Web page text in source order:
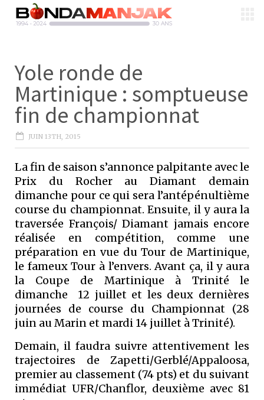
Yole ronde de
Martinique : somptueuse
fin de championnat
JUIN 13TH, 2015
La fin de saison s’annonce palpitante avec le
Prix du Rocher au Diamant demain
dimanche pour ce qui sera l’antépénultième
course du championnat. Ensuite, il y aura la
traversée François/ Diamant jamais encore
réalisée en compétition, comme une
préparation en vue du Tour de Martinique,
le fameux Tour à l’envers. Avant ça, il y aura
la Coupe de Martinique à Trinité le
dimanche 12 juillet et les deux dernières
journées de course du Championnat (28
juin au Marin et mardi 14 juillet à Trinité).
Demain, il faudra suivre attentivement les
trajectoires de Zapetti/Gerblé/Appaloosa,
premier au classement (74 pts) et du suivant
immédiat UFR/Chanflor, deuxième avec 81